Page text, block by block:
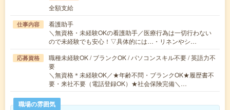
全額支給
仕事内容
看護助手
＼無資格・未経験OKの看護助手／医療行為は一切行わない
ので未経験でも安心！▽具体的には…・リネンやシ…
応募資格
職種未経験OK / ブランクOK / パソコンスキル不要 / 英語力不
要
＼無資格＊未経験OK／★年齢不問・ブランクOK★履歴書不
要・来社不要（電話登録OK）★社会保険完備＼…
職場の雰囲気